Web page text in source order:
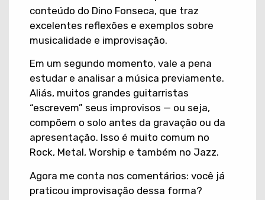
conteúdo do Dino Fonseca, que traz
excelentes reflexões e exemplos sobre
musicalidade e improvisação.
Em um segundo momento, vale a pena
estudar e analisar a música previamente.
Aliás, muitos grandes guitarristas
“escrevem” seus improvisos — ou seja,
compõem o solo antes da gravação ou da
apresentação. Isso é muito comum no
Rock, Metal, Worship e também no Jazz.
Agora me conta nos comentários: você já
praticou improvisação dessa forma?